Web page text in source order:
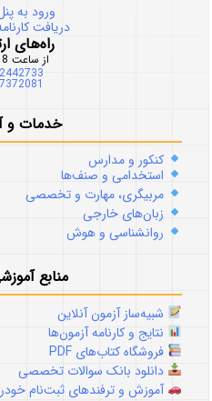
ورود به
دریافت
راه‌های
از ساعت 8 الی 18
خدمات و
کنکور و مدارس
استخدامی و صنف‌ها
مربیگری، مهارت و تخصصی
زبان‌های خارجی
روانشناسی و هوش
منابع
شبیه‌ساز آزمون آنلاین
نتایج و کارنامه آزمون‌ها
فروشگاه کتاب‌های PDF
دانلود بانک سوالات تخصصی
آموزش و ترفندهای ثبت‌نام